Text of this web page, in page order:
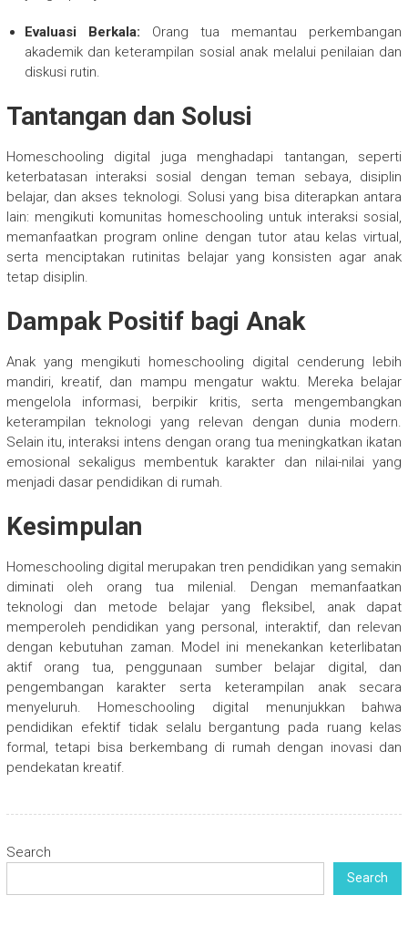
Evaluasi Berkala: Orang tua memantau perkembangan
akademik dan keterampilan sosial anak melalui penilaian dan
diskusi rutin.
Tantangan dan Solusi
Homeschooling digital juga menghadapi tantangan, seperti
keterbatasan interaksi sosial dengan teman sebaya, disiplin
belajar, dan akses teknologi. Solusi yang bisa diterapkan antara
lain: mengikuti komunitas homeschooling untuk interaksi sosial,
memanfaatkan program online dengan tutor atau kelas virtual,
serta menciptakan rutinitas belajar yang konsisten agar anak
tetap disiplin.
Dampak Positif bagi Anak
Anak yang mengikuti homeschooling digital cenderung lebih
mandiri, kreatif, dan mampu mengatur waktu. Mereka belajar
mengelola informasi, berpikir kritis, serta mengembangkan
keterampilan teknologi yang relevan dengan dunia modern.
Selain itu, interaksi intens dengan orang tua meningkatkan ikatan
emosional sekaligus membentuk karakter dan nilai-nilai yang
menjadi dasar pendidikan di rumah.
Kesimpulan
Homeschooling digital merupakan tren pendidikan yang semakin
diminati oleh orang tua milenial. Dengan memanfaatkan
teknologi dan metode belajar yang fleksibel, anak dapat
memperoleh pendidikan yang personal, interaktif, dan relevan
dengan kebutuhan zaman. Model ini menekankan keterlibatan
aktif orang tua, penggunaan sumber belajar digital, dan
pengembangan karakter serta keterampilan anak secara
menyeluruh. Homeschooling digital menunjukkan bahwa
pendidikan efektif tidak selalu bergantung pada ruang kelas
formal, tetapi bisa berkembang di rumah dengan inovasi dan
pendekatan kreatif.
Search
Search